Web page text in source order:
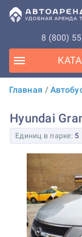
8 (800)
Главная /
Hyundai
Единиц в парке: 5